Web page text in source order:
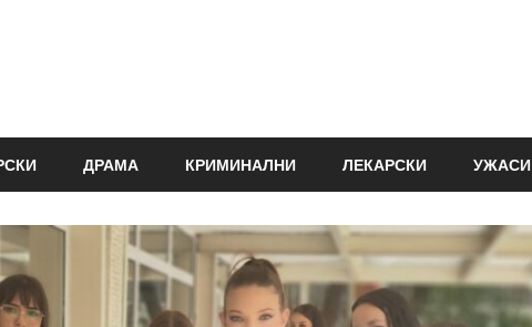
ДРАМА КРИМИНАЛНИ ЛЕКАРСКИ УЖАСИ